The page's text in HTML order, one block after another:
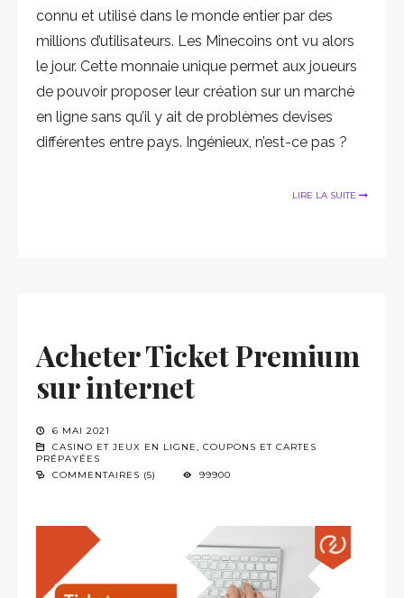
connu et utilisé dans le monde entier par des
millions d’utilisateurs. Les Minecoins ont vu alors
le jour. Cette monnaie unique permet aux joueurs
de pouvoir proposer leur création sur un marché
en ligne sans qu’il y ait de problèmes devises
différentes entre pays. Ingénieux, n’est-ce pas ?
LIRE LA SUITE
Acheter Ticket Premium
sur internet
6 MAI 2021
CASINO ET JEUX EN LIGNE, COUPONS ET CARTES
PRÉPAYÉES
COMMENTAIRES (5)
99900